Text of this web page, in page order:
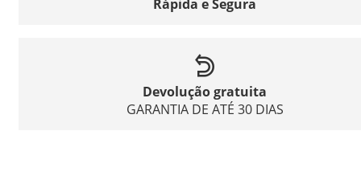
Rápida e Segura
Devolução gratuita
GARANTIA DE ATÉ 30 DIAS